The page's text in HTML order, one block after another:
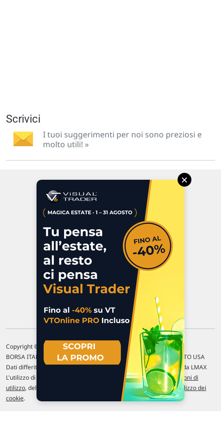
Scrivici
I tuoi suggerimenti per noi sono preziosi e
molto utili! »
47923 Rimini
P.IVA 02 452 460 401
Chi siamo
Commenti e segnalazioni
Contattaci
Copyright © 1996-2026 Traderlink Italia s.r.l.
BORSA ITALIANA Quotazioni di borsa differite di 15 min. / MERCATO USA
Dati differiti di 15 min. (fonte Intrinio) / FOREX Quotazioni fornite da LMAX
L'utilizzo di questo sito implica l'accettazione delle nostreCondizioni di
utilizzo, del Politiche sulla privacye dell'Utilizzo dei
cookie.
×